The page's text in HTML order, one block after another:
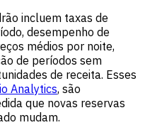
incluem taxas de
desempenho de
médios por noite,
de períodos sem
de receita. Esses
Analytics, são
que novas reservas
mudam.